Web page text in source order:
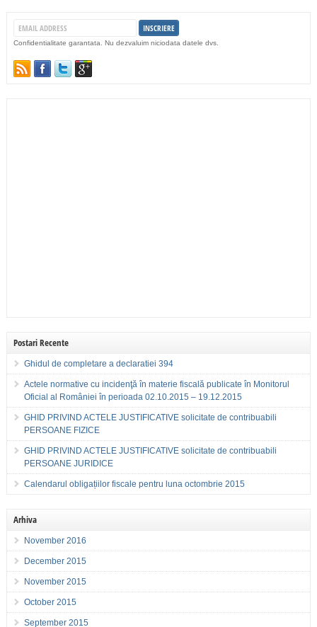
Confidentialitate garantata. Nu dezvaluim niciodata datele dvs.
Postari Recente
Ghidul de completare a declaratiei 394
Actele normative cu incidenţă în materie fiscală publicate în Monitorul
Oficial al României în perioada 02.10.2015 – 19.12.2015
GHID PRIVIND ACTELE JUSTIFICATIVE solicitate de contribuabili
PERSOANE FIZICE
GHID PRIVIND ACTELE JUSTIFICATIVE solicitate de contribuabili
PERSOANE JURIDICE
Calendarul obligațiilor fiscale pentru luna octombrie 2015
Arhiva
November 2016
December 2015
November 2015
October 2015
September 2015